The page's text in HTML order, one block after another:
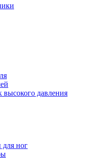
давления
ног